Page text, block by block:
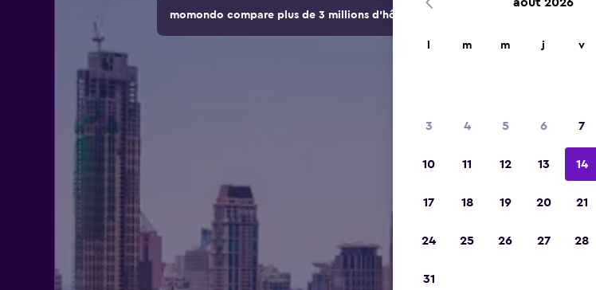
momondo compare plus de 3 millions d'hôtels et d'hébergements.
m m j v
3 4 5 6 7
10 11 12 13 14
17 18 19 20 21
24 25 26 27 28
31